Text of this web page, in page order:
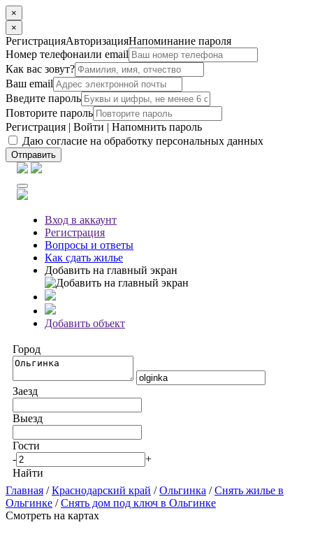
×
×
РегистрацияАвторизацияНапоминание пароля
Номер телефонаили email
Как вас зовут?
Ваш email
Введите пароль
Повторите пароль
Регистрация | Войти | Напомнить пароль
Даю согласие на обработку персональных данных
Отправить
Вход в аккаунт
Регистрация
Вопросы и ответы
Как сдать жилье
Добавить на главный экран
Добавить объект
Город
Заезд
Выезд
Гости
-
+
Найти
Главная /Краснодарский край /Ольгинка /Снять жилье в
Ольгинке /Снять дом под ключ в Ольгинке
Смотреть на картах